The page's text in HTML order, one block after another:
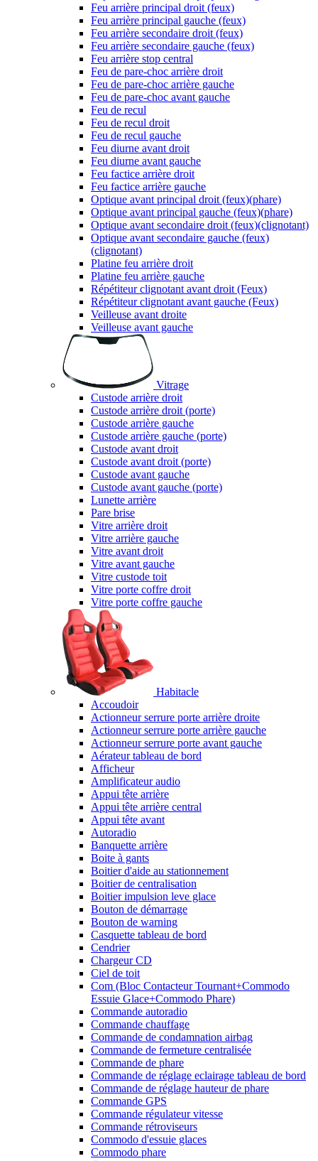
Feu arrière principal droit (feux)
Feu arrière principal gauche (feux)
Feu arrière secondaire droit (feux)
Feu arrière secondaire gauche (feux)
Feu arrière stop central
Feu de pare-choc arrière droit
Feu de pare-choc arrière gauche
Feu de pare-choc avant gauche
Feu de recul
Feu de recul droit
Feu de recul gauche
Feu diurne avant droit
Feu diurne avant gauche
Feu factice arrière droit
Feu factice arrière gauche
Optique avant principal droit (feux)(phare)
Optique avant principal gauche (feux)(phare)
Optique avant secondaire droit (feux)(clignotant)
Optique avant secondaire gauche (feux)
(clignotant)
Platine feu arrière droit
Platine feu arrière gauche
Répétiteur clignotant avant droit (Feux)
Répétiteur clignotant avant gauche (Feux)
Veilleuse avant droite
Veilleuse avant gauche
Vitrage
Custode arrière droit
Custode arrière droit (porte)
Custode arrière gauche
Custode arrière gauche (porte)
Custode avant droit
Custode avant droit (porte)
Custode avant gauche
Custode avant gauche (porte)
Lunette arrière
Pare brise
Vitre arrière droit
Vitre arrière gauche
Vitre avant droit
Vitre avant gauche
Vitre custode toit
Vitre porte coffre droit
Vitre porte coffre gauche
Habitacle
Accoudoir
Actionneur serrure porte arrière droite
Actionneur serrure porte arrière gauche
Actionneur serrure porte avant gauche
Aérateur tableau de bord
Afficheur
Amplificateur audio
Appui tête arrière
Appui tête arrière central
Appui tête avant
Autoradio
Banquette arrière
Boite à gants
Boitier d'aide au stationnement
Boitier de centralisation
Boitier impulsion leve glace
Bouton de démarrage
Bouton de warning
Casquette tableau de bord
Cendrier
Chargeur CD
Ciel de toit
Com (Bloc Contacteur Tournant+Commodo
Essuie Glace+Commodo Phare)
Commande autoradio
Commande chauffage
Commande de condamnation airbag
Commande de fermeture centralisée
Commande de phare
Commande de réglage eclairage tableau de bord
Commande de réglage hauteur de phare
Commande GPS
Commande régulateur vitesse
Commande rétroviseurs
Commodo d'essuie glaces
Commodo phare